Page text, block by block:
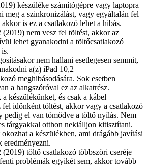
készüléke számítógépre vagy laptopra
meg a szinkronizálást, vagy egyáltalán fel
is ez a csatlakozó lehet a hibás.
(2019) nem vesz fel töltést, akkor az
lehet gyanakodni a töltőcsatlakozó
nem hallani esetlegesen semmit,
a(z) iPad 10,2
meghibásodására. Sok esetben
a hangszóróval ez az alkatrész.
készülékünket, és csak a kábel
fel időnként töltést, akkor vagy a csatlakozó
pedig el van tömődve a töltő nyílás. Nem
tárgyakkal otthon nekiálljon kitisztítani.
a készülékben, ami drágább javítási
eredményezni.
(2019) töltő csatlakozó többszöri cseréje
problémák egyikét sem, akkor tovább